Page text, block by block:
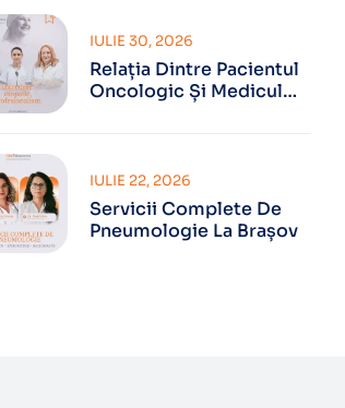
Relația Dintre Pacientul
Oncologic Și Medicul
IULIE 30, 2026
Servicii Complete De
Pneumologie La Brașov
IULIE 22, 2026